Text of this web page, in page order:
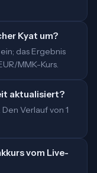
Kyat um?
das Ergebnis
MMK-Kurs.
aktualisiert?
Verlauf von 1
vom Live-